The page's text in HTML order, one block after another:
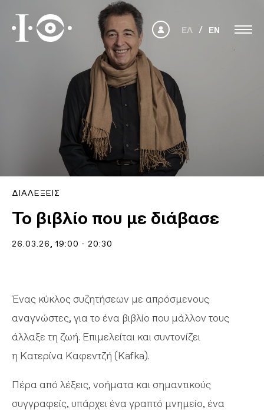
ΕΛ EN
ΔΙΑΛΈΞΕΙΣ
Το βιβλίο που με διάβασε
26.03.26 , 19:00 - 20:30
Ένας κύκλος συζητήσεων με απρόσμενους
αναγνώστες, για το ένα βιβλίο που μάλλον τους
άλλαξε τη ζωή. Επιμελείται και συντονίζει
η Κατερίνα Καφεντζή (Kafka).
Πέρα από λέξεις, νοήματα και σημαντικούς
συγγραφείς, υπάρχει ένα γραπτό μνημείο, ένα